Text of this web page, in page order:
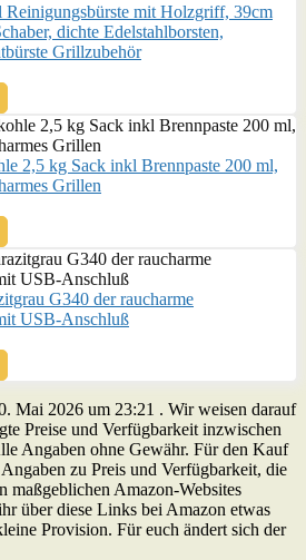
mit Holzgriff, 39cm
dichte Edelstahlborsten,
Grillzubehör
2,5 kg Sack inkl Brennpaste 200 ml,
Grillen
G340 der raucharme
USB-Anschluß
Mai 2026 um 23:21 . Wir weisen darauf
Preise und Verfügbarkeit inzwischen
Angaben ohne Gewähr. Für den Kauf
zu Preis und Verfügbarkeit, die
maßgeblichen Amazon-Websites
über diese Links bei Amazon etwas
Provision. Für euch ändert sich der